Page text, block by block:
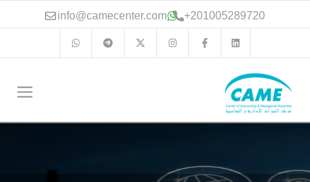
انتقل
إلى 201005289720
+
info@camecenter.com